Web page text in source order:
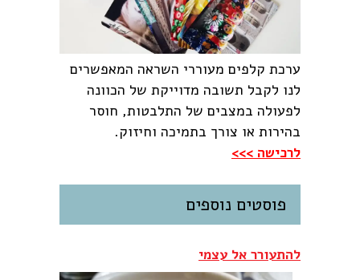
ערכת קלפים מעוררי השראה המאפשרים
לנו לקבל תשובה מדוייקת של הכוונה
לפעולה במצבים של התלבטות, חוסר
בהירות או צורך בתמיכה וחיזוק.
לרכישה >>>
פוסטים נוספים
להתעורר אל עצמי